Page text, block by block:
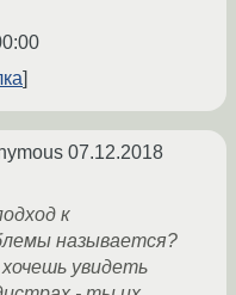
07.12.2018
к
называется?
увидеть